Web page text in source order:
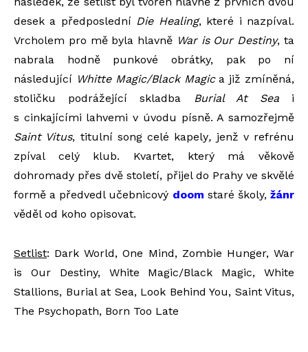
desek a předposlední Die Healing, které i nazpíval.
Vrcholem pro mě byla hlavně War is Our Destiny, ta
nabrala hodně punkové obrátky, pak po ní
následující Whitte Magic/Black Magica již zmíněná,
stoličku podrážející skladba Burial At Sea i
s cinkajícími lahvemi v úvodu písně. A samozřejmě
Saint Vitus, titulní song celé kapely, jenž v refrénu
zpíval celý klub.
Kvartet, který má věkově
dohromady přes dvě století, přijel do Prahy ve skvělé
formě a předvedl učebnicový doom staré školy,žánr
věděl od koho opisovat.
Setlist: Dark World, One Mind, Zombie Hunger, War
is Our Destiny, White Magic/Black Magic, White
Stallions, Burial at Sea, Look Behind You, Saint Vitus,
The Psychopath, Born Too Late